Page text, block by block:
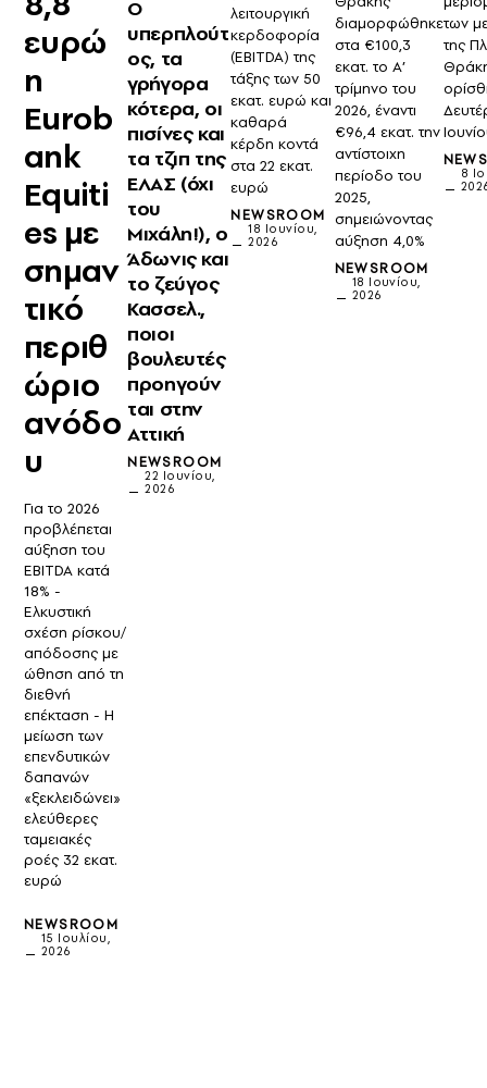
ευρώ
η
Eurob
ank
Equiti
es με
σημαν
τικό
περιθ
ώριο
ανόδο
υ
Για το 2026
προβλέπεται
αύξηση του
EBITDA κατά
18% -
Ελκυστική
σχέση ρίσκου/
απόδοσης με
ώθηση από τη
διεθνή
επέκταση - Η
μείωση των
επενδυτικών
δαπανών
«ξεκλειδώνει»
ελεύθερες
ταμειακές
ροές 32 εκατ.
ευρώ
NEWSROOM
15 Ιουλίου,
2026
Ο
υπερπλούτ
ος, τα
γρήγορα
κότερα, οι
πισίνες και
τα τζιπ της
ΕΛΑΣ (όχι
του
Μιχάλη!), ο
Άδωνις και
το ζεύγος
Κασσελ.,
ποιοι
βουλευτές
προηγούν
ται στην
Αττική
NEWSROOM
22 Ιουνίου,
2026
λειτουργική
κερδοφορία
(EBITDA) της
τάξης των 50
εκατ. ευρώ και
καθαρά
κέρδη κοντά
στα 22 εκατ.
ευρώ
NEWSROOM
18 Ιουνίου,
2026
διαμορφώθηκε
στα €100,3
εκατ. το Α’
τρίμηνο του
2026, έναντι
€96,4 εκατ. την
αντίστοιχη
περίοδο του
2025,
σημειώνοντας
αύξηση 4,0%
NEWSROOM
18 Ιουνίου,
2026
των
της
8